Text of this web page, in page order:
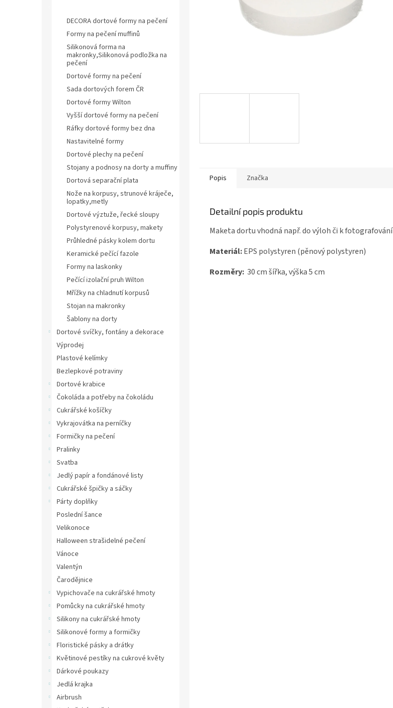
DECORA dortové formy na pečení
Formy na pečení muffinů
Silikonová forma na
makronky,Silikonová podložka na
pečení
Dortové formy na pečení
Sada dortových forem ČR
Dortové formy Wilton
Vyšší dortové formy na pečení
Ráfky dortové formy bez dna
Nastavitelné formy
Dortové plechy na pečení
Stojany a podnosy na dorty a muffiny
Dortová separační plata
Nože na korpusy, strunové kráječe,
lopatky,metly
Dortové výztuže, řecké sloupy
Polystyrenové korpusy, makety
Průhledné pásky kolem dortu
Keramické pečící fazole
Formy na laskonky
Pečící izolační pruh Wilton
Mřížky na chladnutí korpusů
Stojan na makronky
Šablony na dorty
Dortové svíčky, fontány a dekorace
Výprodej
Plastové kelímky
Bezlepkové potraviny
Dortové krabice
Čokoláda a potřeby na čokoládu
Cukrářské košíčky
Vykrajovátka na perníčky
Formičky na pečení
Pralinky
Svatba
Jedlý papír a fondánové listy
Cukrářské špičky a sáčky
Párty doplňky
Poslední šance
Velikonoce
Halloween strašidelné pečení
Vánoce
Valentýn
Čarodějnice
Vypichovače na cukrářské hmoty
Pomůcky na cukrářské hmoty
Silikony na cukrářské hmoty
Silikonové formy a formičky
Floristické pásky a drátky
Květinové pestíky na cukrové květy
Dárkové poukazy
Jedlá krajka
Airbrush
Popis Značka
Detailní popis produktu
Maketa dortu vhodná např. do výloh či k fotografování
Materiál:EPS polystyren (pěnový polystyren)
Rozměry: 30cm šířka, výška 5 cm